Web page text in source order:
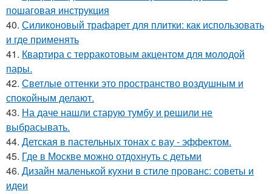
пошаговая инструкция
40. Силиконовый трафарет для плитки: как использовать
и где применять
41. Квартира с терракотовым акцентом для молодой
пары.
42. Светлые оттенки это пространство воздушным и
спокойным делают.
43. На даче нашли старую тумбу и решили не
выбрасывать.
44. Детская в пастельных тонах с вау - эффектом.
45. Где в Москве можно отдохнуть с детьми
46. Дизайн маленькой кухни в стиле прованс: советы и
идеи